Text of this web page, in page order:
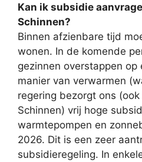
Kan ik subsidie
Schinnen?
Binnen afzienbare tijd
wonen. In de komende
gezinnen overstappen op
manier van verwarmen
regering bezorgt ons
Schinnen) vrij hoge
warmtepompen en
2026. Dit is een zeer
subsidieregeling. In